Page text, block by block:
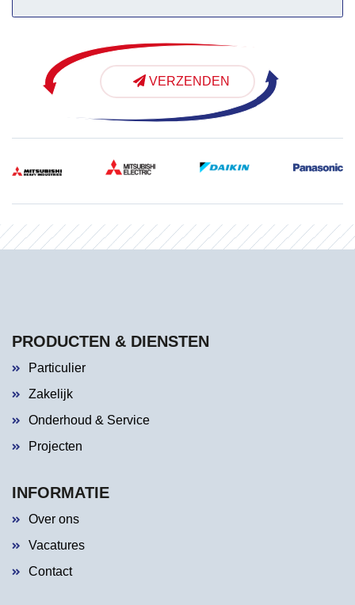
VERZENDEN
PRODUCTEN & DIENSTEN
Particulier
Zakelijk
Onderhoud & Service
Projecten
INFORMATIE
Over ons
Vacatures
Contact